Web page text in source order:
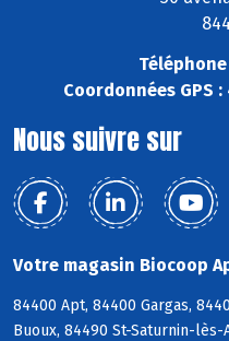
Téléphone
Coordonnées GPS :
Nous suivre sur
Votre magasin Biocoop
84400 Apt, 84400 Gargas,
Buoux, 84490 St-Saturnin-